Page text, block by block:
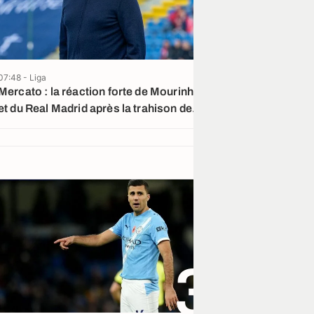
: la réaction forte de Mourinho
du Real Madrid après la trahison de
- Liga
3